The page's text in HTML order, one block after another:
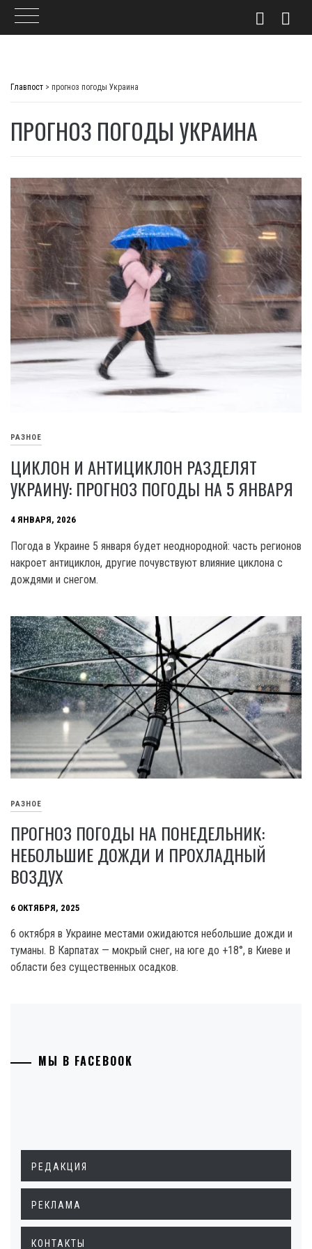
Главпост > прогноз погоды Украина
ПРОГНОЗ ПОГОДЫ УКРАИНА
РАЗНОЕ
ЦИКЛОН И АНТИЦИКЛОН РАЗДЕЛЯТ
УКРАИНУ: ПРОГНОЗ ПОГОДЫ НА 5 ЯНВАРЯ
4 ЯНВАРЯ, 2026
Погода в Украине 5 января будет неоднородной: часть регионов
накроет антициклон, другие почувствуют влияние циклона с
дождями и снегом.
РАЗНОЕ
ПРОГНОЗ ПОГОДЫ НА ПОНЕДЕЛЬНИК:
НЕБОЛЬШИЕ ДОЖДИ И ПРОХЛАДНЫЙ
ВОЗДУХ
6 ОКТЯБРЯ, 2025
6 октября в Украине местами ожидаются небольшие дожди и
туманы. В Карпатах — мокрый снег, на юге до +18°, в Киеве и
области без существенных осадков.
МЫ В FACEBOOK
РЕДАКЦИЯ
РЕКЛАМА
КОНТАКТЫ